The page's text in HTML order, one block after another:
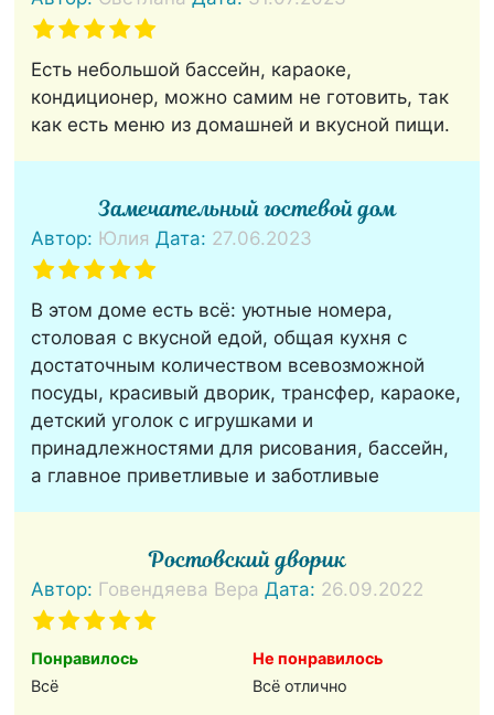
Есть небольшой бассейн, караоке,
кондиционер, можно самим не готовить, так
как есть меню из домашней и вкусной пищи.
Замечательный гостевой дом
Автор: Юлия Дата: 27.06.2023
В этом доме есть всё: уютные номера,
столовая с вкусной едой, общая кухня с
достаточным количеством всевозможной
посуды, красивый дворик, трансфер, караоке,
детский уголок с игрушками и
принадлежностями для рисования, бассейн,
а главное приветливые и заботливые
Ростовский дворик
Автор: Говендяева Вера Дата: 26.09.2022
Понравилось
Всё
Не понравилось
Всё отлично